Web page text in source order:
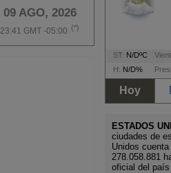
09 AGO, 2026
23:41 GMT -05:00 (*)
ST: N/DºC
H: N/D%
Hoy
ESTADOS
ciudades de
Unidos
278.058.881
oficial del